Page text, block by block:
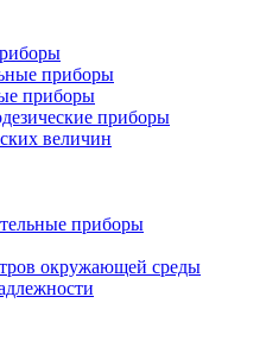
приборы
приборы
приборы
величин
приборы
окружающей среды